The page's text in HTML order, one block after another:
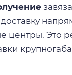
центры. Это